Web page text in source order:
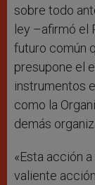
sobre todo
ley –afirmó el
futuro común
presupone el
instrumentos
como la
demás
«Esta acción
valiente